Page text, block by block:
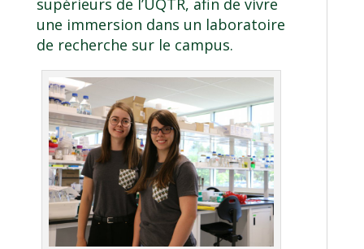
supérieurs de l’UQTR, afin de vivre
une immersion dans un laboratoire
de recherche sur le campus.